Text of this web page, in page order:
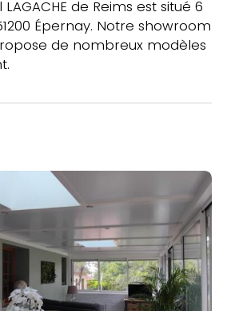
LAGACHE de Reims est situé 6
Épernay. Notre showroom
de nombreux modèles